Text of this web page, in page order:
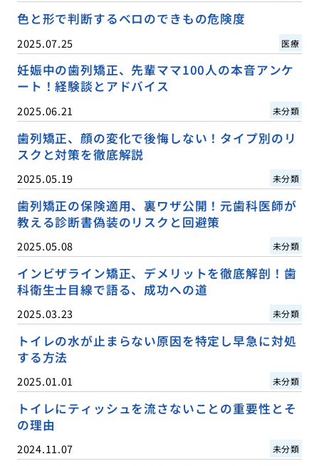
色と形で判断するベロのできもの危険度
2025.07.25 医療
妊娠中の歯列矯正、先輩ママ100人の本音アンケ
ート！経験談とアドバイス
2025.06.21 未分類
歯列矯正、顔の変化で後悔しない！タイプ別のリ
スクと対策を徹底解説
2025.05.19 未分類
歯列矯正の保険適用、裏ワザ公開！元歯科医師が
教える診断書偽装のリスクと回避策
2025.05.08 未分類
インビザライン矯正、デメリットを徹底解剖！歯
科衛生士目線で語る、成功への道
2025.03.23 未分類
トイレの水が止まらない原因を特定し早急に対処
する方法
2025.01.01 未分類
トイレにティッシュを流さないことの重要性とそ
の理由
2024.11.07 未分類